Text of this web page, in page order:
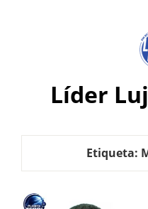
Líder
Etiqueta: